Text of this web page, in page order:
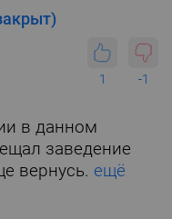
1 -1
в данном
заведение
вернусь. ещё